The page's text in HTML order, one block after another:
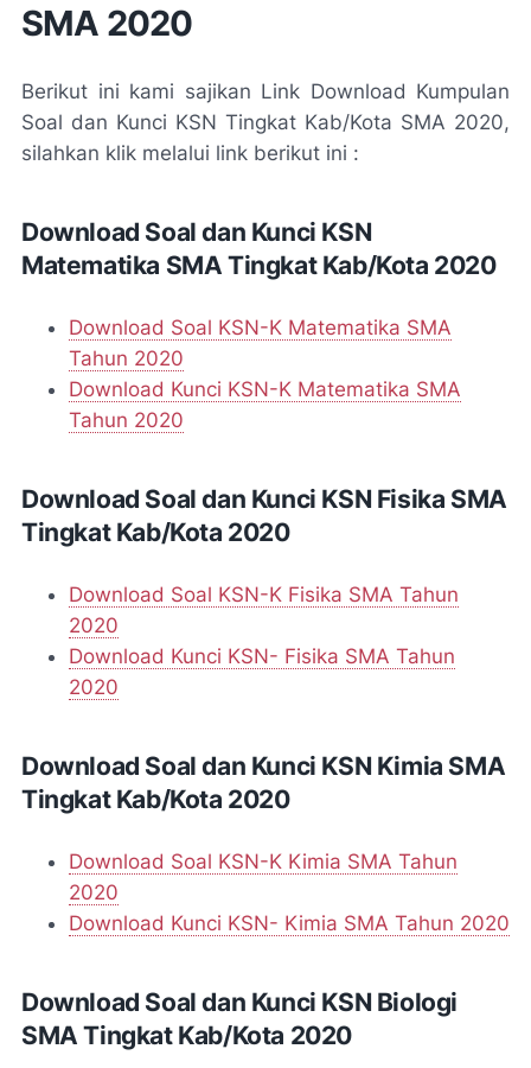
SMA 2020
Berikut ini kami sajikan Link Download Kumpulan
Soal dan Kunci KSN Tingkat Kab/Kota SMA 2020,
silahkan klik melalui link berikut ini :
Download Soal dan Kunci KSN
Matematika SMA Tingkat Kab/Kota 2020
Download Soal KSN-K Matematika SMA
Tahun 2020
Download Kunci KSN-K Matematika SMA
Tahun 2020
Download Soal dan Kunci KSN Fisika SMA
Tingkat Kab/Kota 2020
Download Soal KSN-K Fisika SMA Tahun
2020
Download Kunci KSN- Fisika SMA Tahun
2020
Download Soal dan Kunci KSN Kimia SMA
Tingkat Kab/Kota 2020
Download Soal KSN-K Kimia SMA Tahun
2020
Download Kunci KSN- Kimia SMA Tahun 2020
Download Soal dan Kunci KSN Biologi
SMA Tingkat Kab/Kota 2020